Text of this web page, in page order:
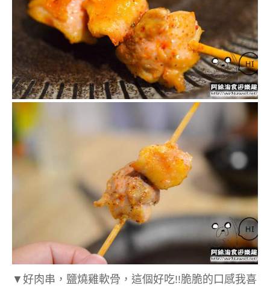
▼ 好肉串，鹽燒雞軟骨，這個好吃!!脆脆的口感我喜